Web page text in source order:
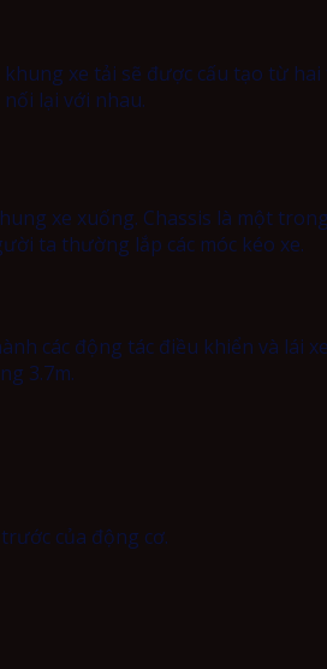
xe tải sẽ được cấu tạo từ
lại với nhau.
xe xuống. Chassis là một
ta thường lắp các móc kéo xe.
các động tác điều khiển và lái
3.7m.
của động cơ.